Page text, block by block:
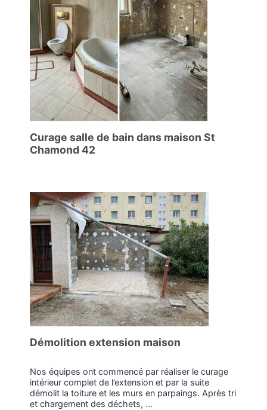
Curage salle de bain dans maison St
Chamond 42
Démolition extension maison
Nos équipes ont commencé par réaliser le curage
intérieur complet de l’extension et par la suite
démolit la toiture et les murs en parpaings. Après tri
et chargement des déchets, ...